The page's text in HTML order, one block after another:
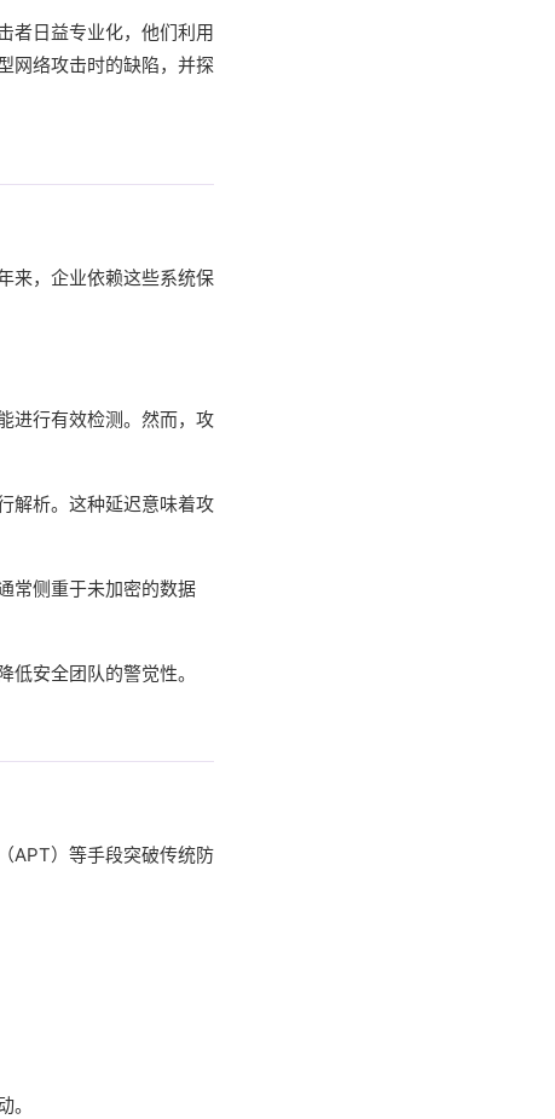
者日益专业化，他们利用
网络攻击时的缺陷，并探
来，企业依赖这些系统保
进行有效检测。然而，攻
解析。这种延迟意味着攻
常侧重于未加密的数据
安全团队的警觉性。
APT）等手段突破传统防
。